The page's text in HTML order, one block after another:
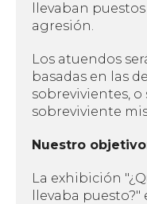
llevaban
agresión.
Los atuendos
basadas en las
sobrevivientes,
sobreviviente
Nuestro
La exhibición
llevaba